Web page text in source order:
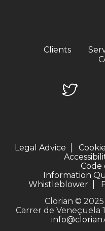
Clients
Legal Advice
Code
Information
Whistleblower
Clorian ©
Carrer de Veneçuela